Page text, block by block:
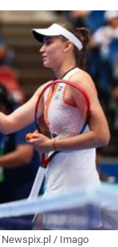
Newspix.pl / Imago